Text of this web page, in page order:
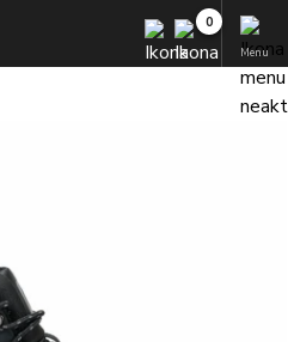
Menu